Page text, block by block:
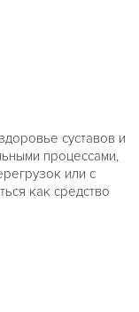
суставов и
процессами,
или с
как средство